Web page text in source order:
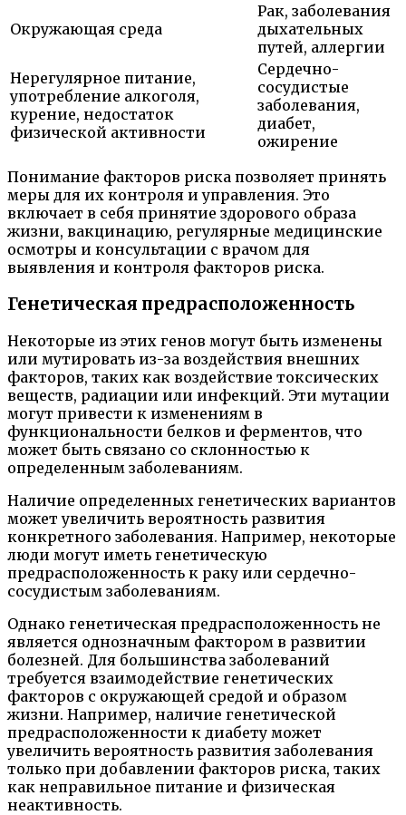
Окружающая среда
Рак, заболевания
дыхательных
путей, аллергии
Нерегулярное питание,
употребление алкоголя,
курение, недостаток
физической активности
Сердечно-
сосудистые
заболевания,
диабет,
ожирение
Понимание факторов риска позволяет принять
меры для их контроля и управления. Это
включает в себя принятие здорового образа
жизни, вакцинацию, регулярные медицинские
осмотры и консультации с врачом для
выявления и контроля факторов риска.
Генетическая предрасположенность
Некоторые из этих генов могут быть изменены
или мутировать из-за воздействия внешних
факторов, таких как воздействие токсических
веществ, радиации или инфекций. Эти мутации
могут привести к изменениям в
функциональности белков и ферментов, что
может быть связано со склонностью к
определенным заболеваниям.
Наличие определенных генетических вариантов
может увеличить вероятность развития
конкретного заболевания. Например, некоторые
люди могут иметь генетическую
предрасположенность к раку или сердечно-
сосудистым заболеваниям.
Однако генетическая предрасположенность не
является однозначным фактором в развитии
болезней. Для большинства заболеваний
требуется взаимодействие генетических
факторов с окружающей средой и образом
жизни. Например, наличие генетической
предрасположенности к диабету может
увеличить вероятность развития заболевания
только при добавлении факторов риска, таких
как неправильное питание и физическая
неактивность.